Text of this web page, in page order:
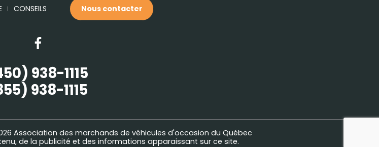
CONSEILS Nous contacter
938-1115
938-1115
Association des marchands de véhicules d'occasion du Québec
de la publicité et des informations apparaissant sur ce site.